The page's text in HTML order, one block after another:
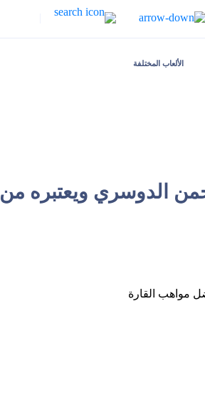
الألعاب المختلفة
الدوسري ويعتبره من